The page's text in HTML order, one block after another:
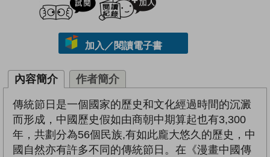
加入／閱讀電子書
內容簡介 作者簡介
傳統節日是一個國家的歷史和文化經過時間的沉澱
而形成，中國歷史假如由商朝中期算起也有3,300
年，共劃分為56個民族,有如此龐大悠久的歷史，中
國自然亦有許多不同的傳統節日。在《漫畫中國傳